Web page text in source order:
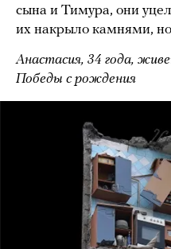
сына и Тимура, они
их накрыло камнями,
Анастасия, 34 года,
Победы с рождения